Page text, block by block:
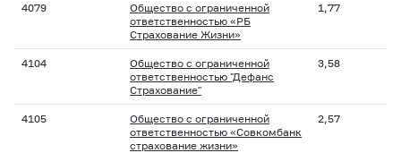
4079
Общество с ограниченной
ответственностью «РБ
Страхование Жизни»
1,77
4104
Общество с ограниченной
ответственностью "Дефанс
Страхование"
3,58
4105
Общество с ограниченной
ответственностью «Совкомбанк
страхование жизни»
2,57